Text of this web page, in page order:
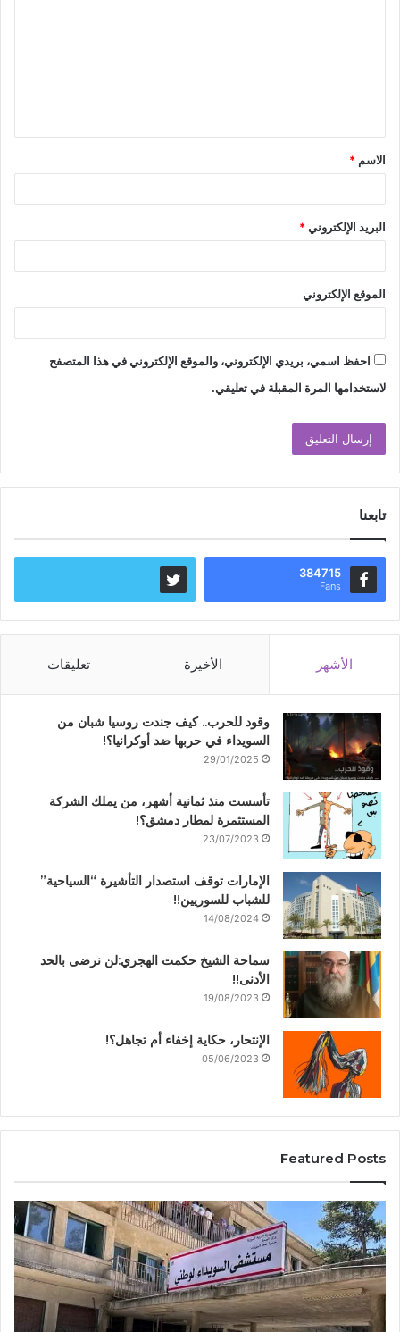
ق
*
الاسم *
البريد الإلكتروني*
الموقع الإلكتروني
احفظ اسمي، بريدي الإلكتروني، والموقع الإلكتروني في هذا المتصفح
لاستخدامها المرة المقبلة في تعليقي.
تابعنا
384715
Fans
الأشهر الأخيرة تعليقات
وقود للحرب.. كيف جندت روسيا شبان من
السويداء في حربها ضد أوكرانيا؟!
29/01/2025
تأسست منذ ثمانية أشهر، من يملك الشركة
المستثمرة لمطار دمشق؟!
23/07/2023
الإمارات توقف استصدار التأشيرة “السياحية”
للشباب للسوريين!!
14/08/2024
سماحة الشيخ حكمت الهجري:لن نرضى بالحد
الأدنى!!
19/08/2023
الإنتحار، حكاية إخفاء أم تجاهل؟!
05/06/2023
Featured Posts